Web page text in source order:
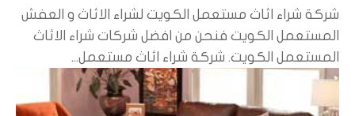
شركة شراء اثاث مستعمل الكويت لشراء الاثاث و العفش
المستعمل الكويت فنحن من افضل شركات شراء الاثاث
المستعمل الكويت. شركة شراء اثاث مستعمل...